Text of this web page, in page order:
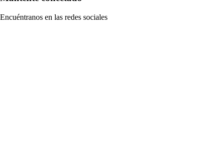
Encuéntranos en las redes sociales